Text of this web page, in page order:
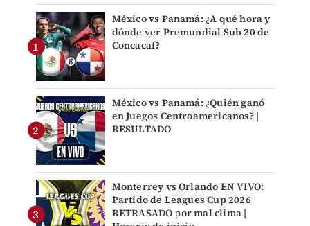
México vs Panamá: ¿A qué hora y
dónde ver Premundial Sub 20 de
Concacaf?
México vs Panamá: ¿Quién ganó
en Juegos Centroamericanos? |
RESULTADO
Monterrey vs Orlando EN VIVO:
Partido de Leagues Cup 2026
RETRASADO por mal clima |